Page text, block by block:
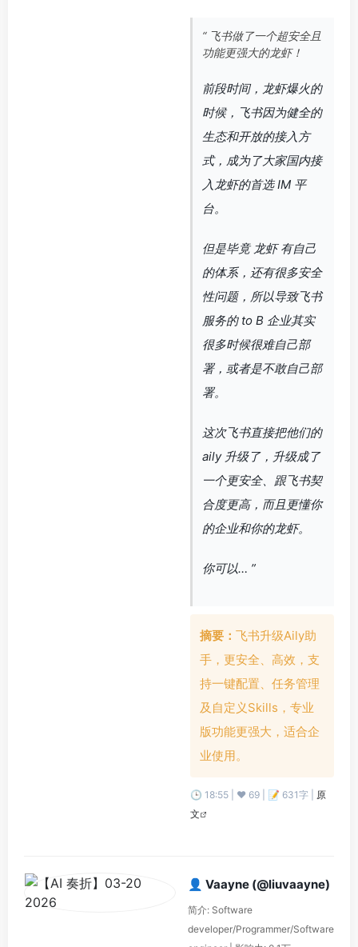
“ 飞书做了一个超安全且
功能更强大的龙虾！
前段时间，龙虾爆火的
时候，飞书因为健全的
生态和开放的接入方
式，成为了大家国内接
入龙虾的首选 IM 平
台。
但是毕竟 龙虾 有自己
的体系，还有很多安全
性问题，所以导致飞书
服务的 to B 企业其实
很多时候很难自己部
署，或者是不敢自己部
署。
这次飞书直接把他们的
aily 升级了，升级成了
一个更安全、跟飞书契
合度更高，而且更懂你
的企业和你的龙虾。
你可以… ”
摘要： 飞书升级Aily助
手，更安全、高效，支
持一键配置、任务管理
及自定义Skills，专业
版功能更强大，适合企
业使用。
🕒 18:55 | ❤️ 69 | 📝 631字 | 原
文
👤 Vaayne (@liuvaayne)
简介: Software
developer/Programmer/Software